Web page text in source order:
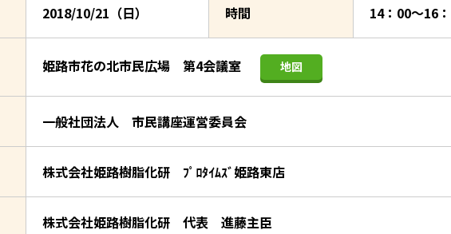
2018/10/21（日） 時間 14：00～
姫路市花の北市民広場 第4会議室 地図
一般社団法人 市民講座運営委員会
株式会社姫路樹脂化研 ﾌﾟﾛﾀｲﾑｽﾞ姫路東店
株式会社姫路樹脂化研 代表 進藤主臣